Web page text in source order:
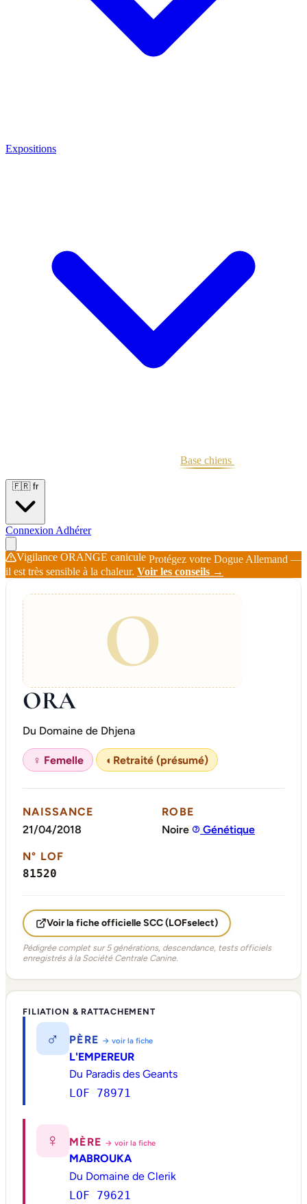
Expositions
Base chiens
🇫🇷 fr
Connexion Adhérer
Vigilance ORANGE canicule Protégez votre Dogue Allemand —
il est très sensible à la chaleur. Voir les conseils →
O
ORA
Du Domaine de Dhjena
♀ Femelle ◐ Retraité (présumé)
NAISSANCE
21/04/2018
ROBE
Noire
Génétique
N° LOF
81520
Voir la fiche officielle SCC (LOFselect)
Pédigrée complet sur 5 générations, descendance, tests officiels
enregistrés à la Société Centrale Canine.
FILIATION & RATTACHEMENT
♂ PÈRE → voir la fiche
L'EMPEREUR
Du Paradis des Geants
LOF 78971
♀ MÈRE → voir la fiche
MABROUKA
Du Domaine de Clerik
LOF 79621